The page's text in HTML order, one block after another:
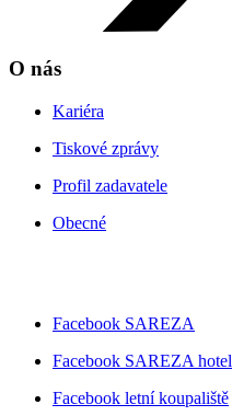
O nás
Kariéra
Tiskové zprávy
Profil zadavatele
Obecné
Facebook SAREZA
Facebook SAREZA hotel
Facebook letní koupaliště